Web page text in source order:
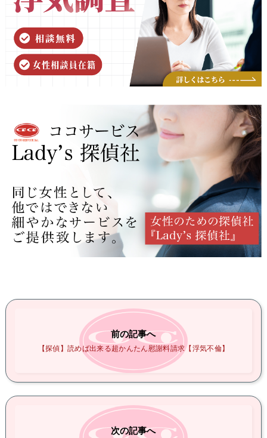
前の記事へ
【探偵】読めば出来る超かんたん慰謝料請求【浮気不倫】
次の記事へ